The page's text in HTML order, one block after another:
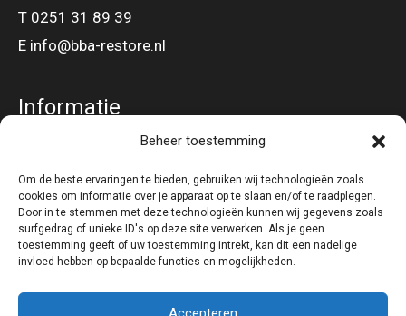
Beheer toestemming
Om de beste ervaringen te bieden, gebruiken wij technologieën zoals
cookies om informatie over je apparaat op te slaan en/of te raadplegen.
Door in te stemmen met deze technologieën kunnen wij gegevens zoals
surfgedrag of unieke ID's op deze site verwerken. Als je geen
toestemming geeft of uw toestemming intrekt, kan dit een nadelige
invloed hebben op bepaalde functies en mogelijkheden.
T 0251 31 89 39
E info@bba-restore.nl
Informatie
Gevel – en Dakbeplating
Volg ons op